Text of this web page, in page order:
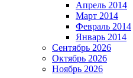
Апрель 2014
Март 2014
Февраль 2014
Январь 2014
Сентябрь 2026
Октябрь 2026
Ноябрь 2026